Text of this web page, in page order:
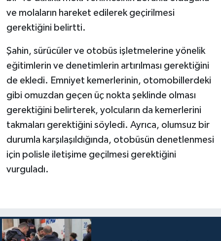
ve molaların hareket edilerek geçirilmesi
gerektiğini belirtti.
Şahin, sürücüler ve otobüs işletmelerine yönelik
eğitimlerin ve denetimlerin artırılması gerektiğini
de ekledi. Emniyet kemerlerinin, otomobillerdeki
gibi omuzdan geçen üç nokta şeklinde olması
gerektiğini belirterek, yolcuların da kemerlerini
takmaları gerektiğini söyledi. Ayrıca, olumsuz bir
durumla karşılaşıldığında, otobüsün denetlenmesi
için polisle iletişime geçilmesi gerektiğini
vurguladı.